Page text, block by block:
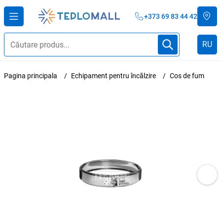
+373 69 83 44 42
RU
Pagina principala Echipament pentru încălzire Cos de fum